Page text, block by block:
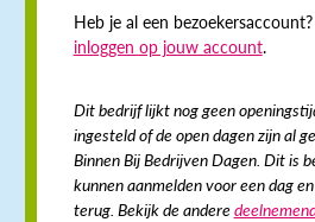
Heb je al een
inloggen op jouw account.
Dit bedrijf lijkt nog geen
ingesteld of de open dagen zijn al
Binnen Bij Bedrijven Dagen. Dit is
kunnen aanmelden voor een dag
terug. Bekijk de andere